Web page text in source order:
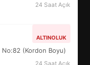
24 Saat Açık
ALTINOLUK
(Kordon Boyu)
24 Saat Açık
NEYİ